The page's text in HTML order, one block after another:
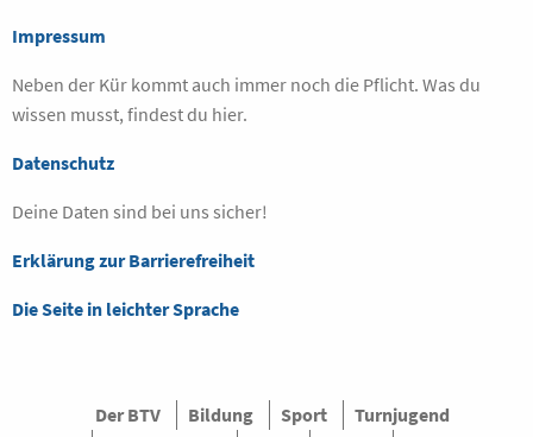
Impressum
Neben der Kür kommt auch immer noch die Pflicht. Was du
wissen musst, findest du hier.
Datenschutz
Deine Daten sind bei uns sicher!
Erklärung zur Barrierefreiheit
Die Seite in leichter Sprache
Der BTV Bildung Sport
Turnjugend